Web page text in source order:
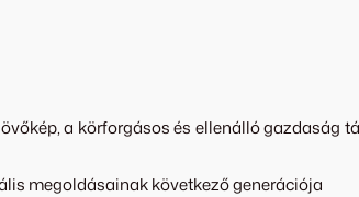
a körforgásos és ellenálló gazdaság
megoldásainak következő generációja